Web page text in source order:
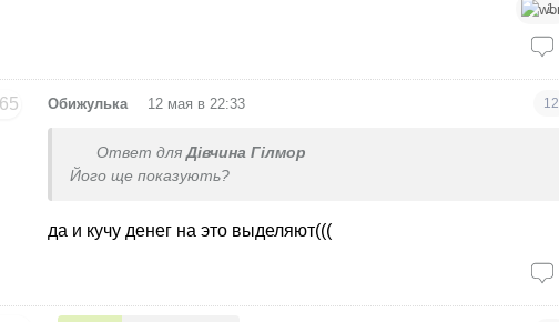
1
Обижулька 12 мая в 22:33 12
Ответ для Дівчина Гілмор
Його ще показують?
да и кучу денег на это выделяют(((